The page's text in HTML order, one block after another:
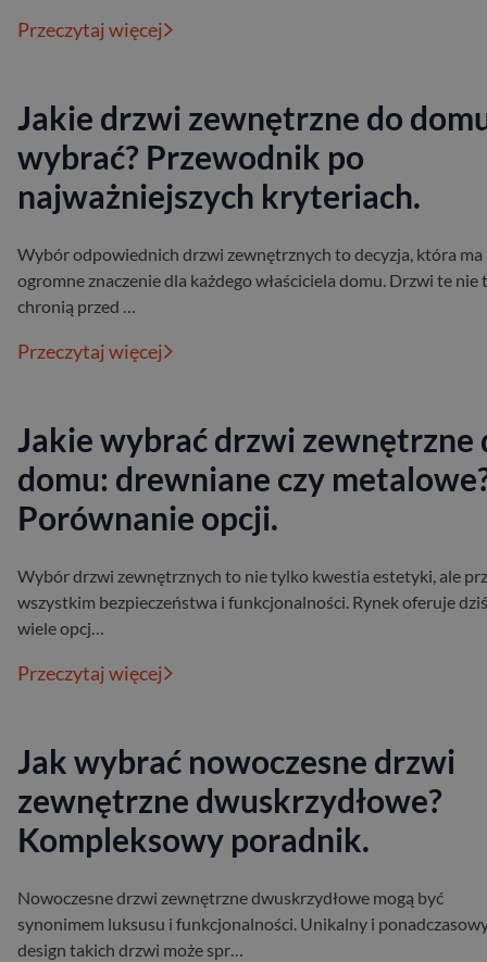
Przeczytaj więcej
Jakie drzwi zewnętrzne do
wybrać? Przewodnik po
najważniejszych kryteriach.
Wybór odpowiednich drzwi zewnętrznych to decyzja, która ma
ogromne znaczenie dla każdego właściciela domu. Drzwi te nie
chronią przed …
Przeczytaj więcej
Jakie wybrać drzwi zewnętrzne
domu: drewniane czy
Porównanie opcji.
Wybór drzwi zewnętrznych to nie tylko kwestia estetyki, ale
wszystkim bezpieczeństwa i funkcjonalności. Rynek oferuje dziś
wiele opcj…
Przeczytaj więcej
Jak wybrać nowoczesne drzwi
zewnętrzne dwuskrzydłowe?
Kompleksowy poradnik.
Nowoczesne drzwi zewnętrzne dwuskrzydłowe mogą być
synonimem luksusu i funkcjonalności. Unikalny i
design takich drzwi może spr…